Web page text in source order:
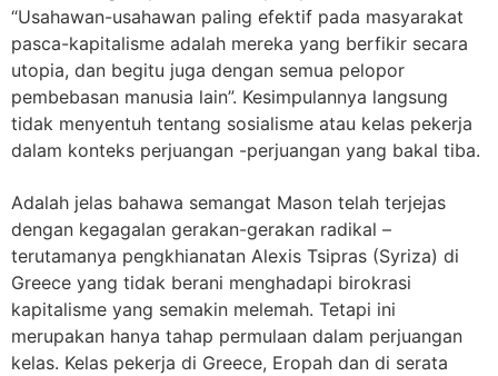
“Usahawan-usahawan paling efektif pada masyarakat
pasca-kapitalisme adalah mereka yang berfikir secara
utopia, dan begitu juga dengan semua pelopor
pembebasan manusia lain”. Kesimpulannya langsung
tidak menyentuh tentang sosialisme atau kelas pekerja
dalam konteks perjuangan -perjuangan yang bakal tiba.
Adalah jelas bahawa semangat Mason telah terjejas
dengan kegagalan gerakan-gerakan radikal –
terutamanya pengkhianatan Alexis Tsipras (Syriza) di
Greece yang tidak berani menghadapi birokrasi
kapitalisme yang semakin melemah. Tetapi ini
merupakan hanya tahap permulaan dalam perjuangan
kelas. Kelas pekerja di Greece, Eropah dan di serata